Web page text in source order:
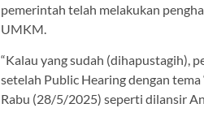
pemerintah telah melakukan
UMKM.
“Kalau yang sudah (dihapustagih),
setelah Public Hearing dengan
Rabu (28/5/2025) seperti dilansir